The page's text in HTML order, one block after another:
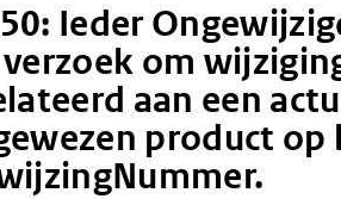
Ieder
om
aan een
product op